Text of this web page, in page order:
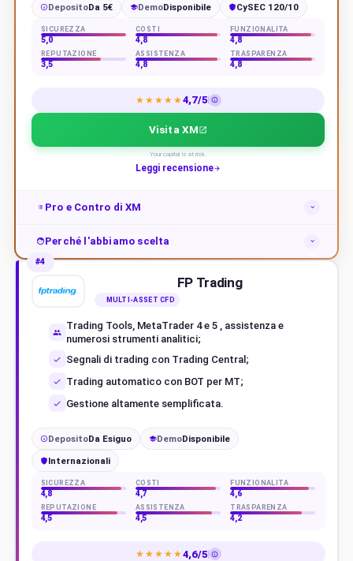
€ DepositoDa 5€ DemoDisponibile CySEC 120/10
SICUREZZA
5,0
COSTI
4,8
FUNZIONALITÀ
4,8
REPUTAZIONE
3,5
ASSISTENZA
4,8
TRASPARENZA
4,8
★★★★★4,7/5
Visita XM
Your capital is at risk.
Leggi recensione
Pro e Contro di XM
Perché l'abbiamo scelta
#4
FP Trading
MULTI-ASSET CFD
Trading Tools, MetaTrader 4 e 5 , assistenza e
numerosi strumenti analitici;
Segnali di trading con Trading Central;
Trading automatico con BOT per MT;
Gestione altamente semplificata.
€ DepositoDa Esiguo DemoDisponibile
Internazionali
SICUREZZA
4,8
COSTI
4,7
FUNZIONALITÀ
4,6
REPUTAZIONE
4,5
ASSISTENZA
4,5
TRASPARENZA
4,2
★★★★★4,6/5